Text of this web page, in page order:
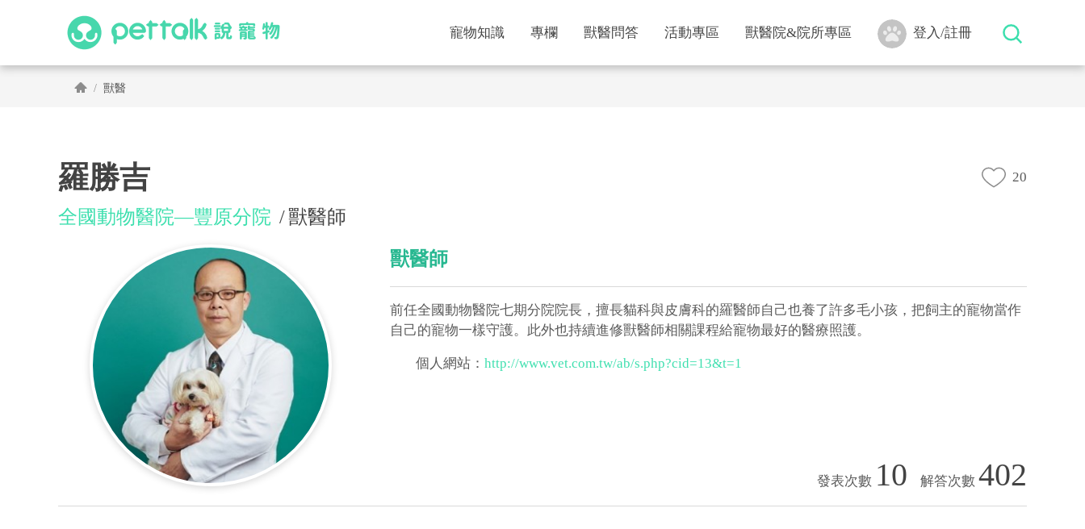
寵物知識 專欄 獸醫問答 活動專區 獸醫院&院所專區 登入/註冊
獸醫
羅勝吉
全國動物醫院—豐原分院 獸醫師
20
獸醫師
前任全國動物醫院七期分院院長，擅長貓科與皮膚科的羅醫師自己也養了許多毛小孩，把飼主的寵物當作
自己的寵物一樣守護。此外也持續進修獸醫師相關課程給寵物最好的醫療照護。
個人網站： http://www.vet.com.tw/ab/s.php?cid=13&t=1
10 402